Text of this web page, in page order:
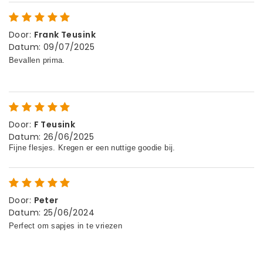
Door: Frank Teusink
Datum: 09/07/2025
Door: F Teusink
Datum: 26/06/2025
Door: Peter
Datum: 25/06/2024